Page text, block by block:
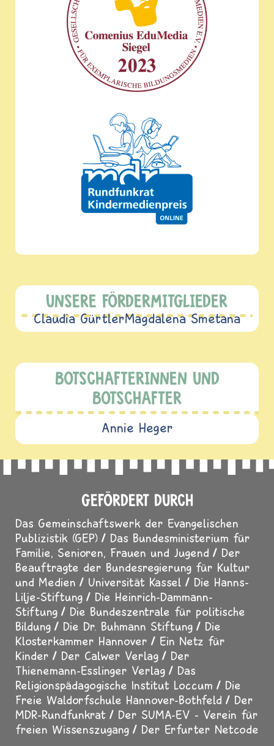
UNSERE FÖRDERMITGLIEDER
Claudia GürtlerMagdalena Smetana
BOTSCHAFTERINNEN UND
BOTSCHAFTER
Annie Heger
GEFÖRDERT DURCH
Das Gemeinschaftswerk der Evangelischen
Publizistik (GEP)
Das Bundesministerium für
Familie, Senioren, Frauen und Jugend
Der
Beauftragte der Bundesregierung für Kultur
und Medien
Universität Kassel
Die Hanns-
Lilje-Stiftung
Die Heinrich-Dammann-
Stiftung
Die Bundeszentrale für politische
Bildung
Die Dr. Buhmann Stiftung
Die
Klosterkammer Hannover
Ein Netz für
Kinder
Der Calwer Verlag
Der
Thienemann-Esslinger Verlag
Das
Religionspädagogische Institut Loccum
Die
Freie Waldorfschule Hannover-Bothfeld
Der
MDR-Rundfunkrat
Der SUMA-EV - Verein für
freien Wissenszugang
Der Erfurter Netcode